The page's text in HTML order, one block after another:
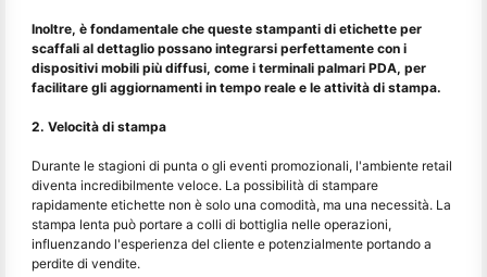
Inoltre, è fondamentale che queste stampanti di etichette per
scaffali al dettaglio possano integrarsi perfettamente con i
dispositivi mobili più diffusi, come i terminali palmari PDA, per
facilitare gli aggiornamenti in tempo reale e le attività di stampa.
2. Velocità di stampa
Durante le stagioni di punta o gli eventi promozionali, l'ambiente retail
diventa incredibilmente veloce. La possibilità di stampare
rapidamente etichette non è solo una comodità, ma una necessità. La
stampa lenta può portare a colli di bottiglia nelle operazioni,
influenzando l'esperienza del cliente e potenzialmente portando a
perdite di vendite.